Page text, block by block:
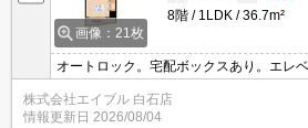
画像：21枚
8階
1LDK 36.7m²
オートロック。宅配ボックスあり。エレ
ー付トイレ。シャンドレ。室内に洗濯機
m。
株式会社エイブル 白石店
情報更新日 2026/08/04